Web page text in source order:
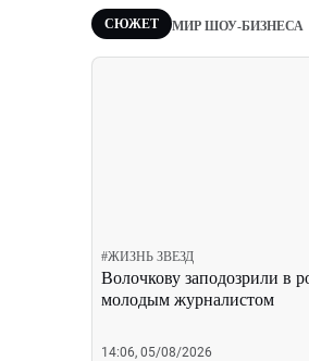
СЮЖЕТ МИР ШОУ-БИЗНЕСА
#ЖИЗНЬ ЗВЕЗД
Волочкову заподозрили в
молодым журналистом
14:06, 05/08/2026